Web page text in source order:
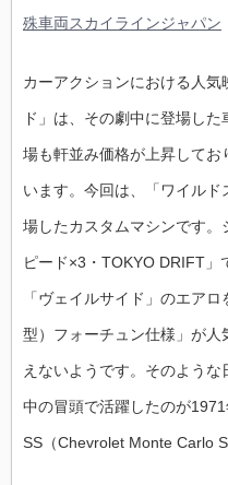
殊車両スカイラインジャパン
カーアクションにおける人
ド」は、その劇中に登場し
場も軒並み価格が上昇して
います。今回は、「ワイル
場したカスタムマシンです。
ピード×3・TOKYO DRIFT」
「ヴェイルサイド」のエア
型）フォーチュン仕様」が
えないようです。そのよう
中の冒頭で活躍したのが
SS（Chevrolet Monte Carlo